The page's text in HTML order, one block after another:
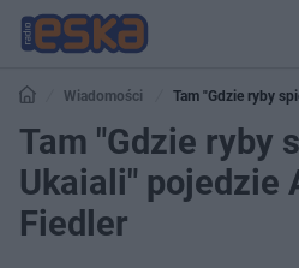
Wiadomości
Tam "Gdzie ryby
Piotr Fiedler
Tam "Gdzie ryby
Ukaiali" pojedzie
Fiedler